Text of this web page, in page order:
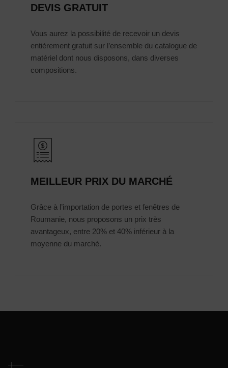
DEVIS GRATUIT
Vous aurez la possibilité de recevoir un devis
entièrement gratuit sur l’ensemble du catalogue de
matériel dont nous disposons, dans diverses
compositions.
MEILLEUR PRIX DU MARCHÉ
Grâce à l’importation de portes et fenêtres de
Roumanie, nous proposons un prix très
avantageux, entre 20% et 40% inférieur à la
moyenne du marché.